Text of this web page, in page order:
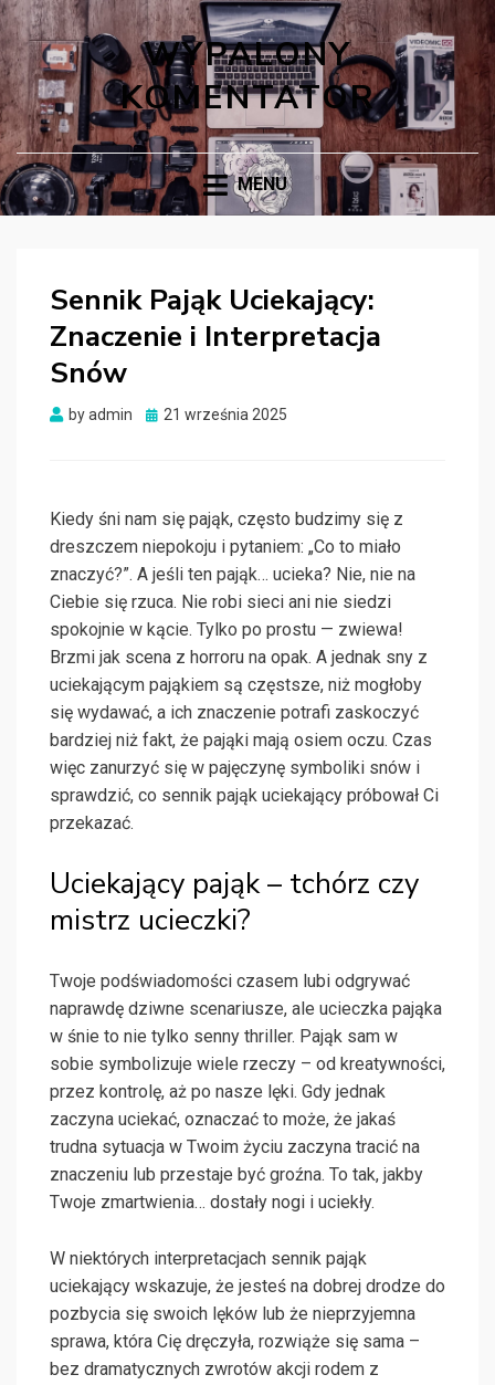
WYPALONY
KOMENTATOR
MENU
Sennik Pająk Uciekający:
Znaczenie i Interpretacja
Snów
byadmin
Posted
21 września 2025
Kiedy śni nam się pająk, często budzimy się z
dreszczem niepokoju i pytaniem: „Co to miało
znaczyć?”. A jeśli ten pająk… ucieka? Nie, nie na
Ciebie się rzuca. Nie robi sieci ani nie siedzi
spokojnie w kącie. Tylko po prostu — zwiewa!
Brzmi jak scena z horroru na opak. A jednak sny z
uciekającym pająkiem są częstsze, niż mogłoby
się wydawać, a ich znaczenie potrafi zaskoczyć
bardziej niż fakt, że pająki mają osiem oczu. Czas
więc zanurzyć się w pajęczynę symboliki snów i
sprawdzić, co sennik pająk uciekający próbował Ci
przekazać.
Uciekający pająk – tchórz czy
mistrz ucieczki?
Twoje podświadomości czasem lubi odgrywać
naprawdę dziwne scenariusze, ale ucieczka pająka
w śnie to nie tylko senny thriller. Pająk sam w
sobie symbolizuje wiele rzeczy – od kreatywności,
przez kontrolę, aż po nasze lęki. Gdy jednak
zaczyna uciekać, oznaczać to może, że jakaś
trudna sytuacja w Twoim życiu zaczyna tracić na
znaczeniu lub przestaje być groźna. To tak, jakby
Twoje zmartwienia… dostały nogi i uciekły.
W niektórych interpretacjach sennik pająk
uciekający wskazuje, że jesteś na dobrej drodze do
pozbycia się swoich lęków lub że nieprzyjemna
sprawa, która Cię dręczyła, rozwiąże się sama –
bez dramatycznych zwrotów akcji rodem z